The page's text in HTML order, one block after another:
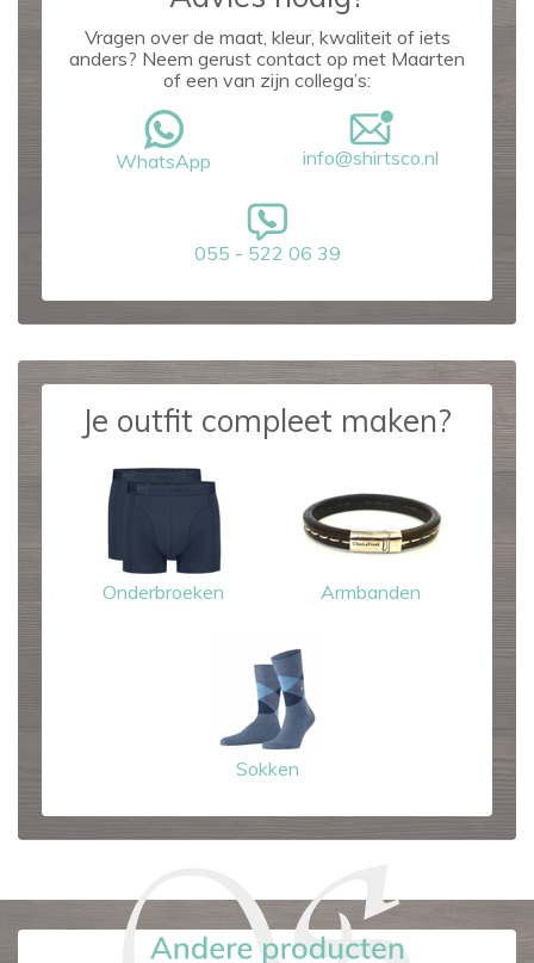
Vragen over de maat, kleur, kwaliteit of iets
anders? Neem gerust contact op met Maarten
of een van zijn collega’s:
WhatsApp info@shirtsco.nl
055 - 522 06 39
Je outfit compleet maken?
Onderbroeken Armbanden
Sokken